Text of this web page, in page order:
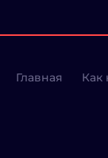
Главная Как